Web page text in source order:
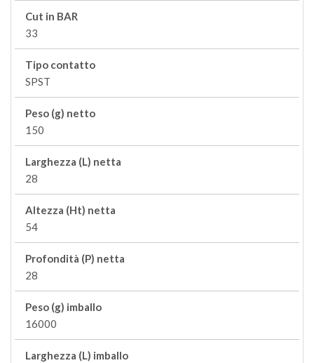
Cut in BAR
33
Tipo contatto
SPST
Peso (g) netto
150
Larghezza (L) netta
28
Altezza (Ht) netta
54
Profondità (P) netta
28
Peso (g) imballo
16000
Larghezza (L) imballo